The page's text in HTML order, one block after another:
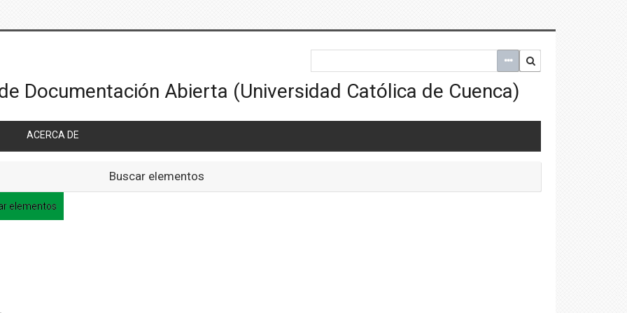
ACERCA DE
Buscar elementos
elementos